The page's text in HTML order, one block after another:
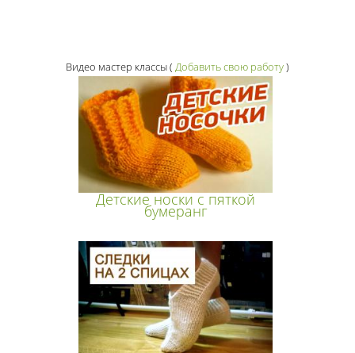
Видео мастер классы( Добавить свою работу)
Детские носки с пяткой
бумеранг